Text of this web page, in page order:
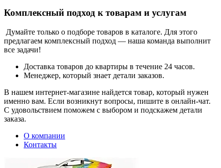
Комплексный подход к товарам и услугам
Думайте только о подборе товаров в каталоге. Для этого
предлагаем комплексный подход — наша команда выполнит
все задачи!
Доставка товаров до квартиры в течение 24 часов.
Менеджер, который знает детали заказов.
В нашем интернет-магазине найдется товар, который нужен
именно вам. Если возникнут вопросы, пишите в онлайн-чат.
С удовольствием поможем с выбором и подскажем детали
заказа.
О компании
Контакты